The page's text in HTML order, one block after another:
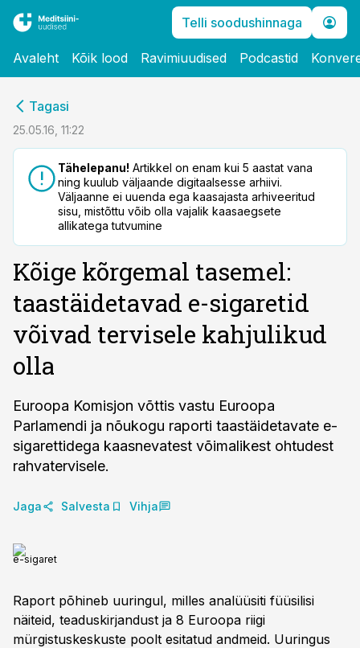
Telli soodushinnaga
Avaleht Kõik lood Ravimiuudised Podcastid
Tagasi
25.05.16, 11:22
Tähelepanu! Artikkel on enam kui 5 aastat vana
ning kuulub väljaande digitaalsesse arhiivi.
Väljaanne ei uuenda ega kaasajasta arhiveeritud
sisu, mistõttu võib olla vajalik kaasaegsete
allikatega tutvumine
Kõige kõrgemal tasemel:
taastäidetavad e-sigaretid
võivad tervisele kahjulikud
olla
Euroopa Komisjon võttis vastu Euroopa
Parlamendi ja nõukogu raporti taastäidetavate e-
sigarettidega kaasnevatest võimalikest ohtudest
rahvatervisele.
Jaga Salvesta Vihja
e-sigaret
Raport põhineb uuringul, milles analüüsiti füüsilisi
näiteid, teaduskirjandust ja 8 Euroopa riigi
mürgistuskeskuste poolt esitatud andmeid. Uuringus